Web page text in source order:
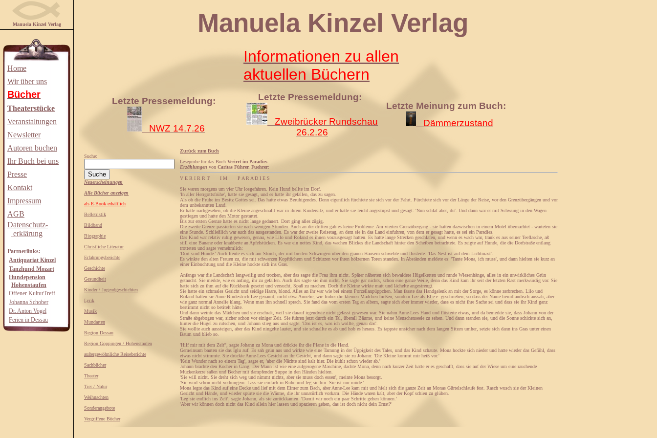
Manuela Kinzel Verlag
Home
Wir über uns
Bücher
Theaterstücke
Veranstaltungen
Newsletter
Autoren buchen
Ihr Buch bei uns
Presse
Kontakt
Impressum
AGB
Datenschutz-
erklärung
Partnerlinks:
Antiquariat Kinzel
Tanzhund Mozart
Hundepension
Hohenstaufen
Offener KulturTreff
Johanna Schober
Dr. Anton Vogel
Ferien in Dessau
Manuela Kinzel Verlag
Informationen zu allen
aktuellen Büchern
Letzte Pressemeldung:
NWZ 14.7.26
Letzte Pressemeldung:
Zweibrücker Rundschau
26.2.26
Letzte Meinung zum Buch:
Dämmerzustand
Suche:
Neuerscheinungen
Alle Bücher anzeigen
als E-Book erhältlich
Belletristik
Bildband
Biographie
Christliche Literatur
Erfahrungsberichte
Geschichte
Gesundheit
Kinder / Jugendgeschichten
Lyrik
Musik
Mundarten
Region Dessau
Region Göppingen / Hohenstaufen
außergewöhnliche Reiseberichte
Sachbücher
Theater
Tier / Natur
Weihnachten
Sonderangebote
Vergriffene Bücher
Zurück zum Buch
Leseprobe für das Buch Verirrt im Paradies
Erzählungen von Caritas Führer, Fuehrer:
V E R I R R T I M P A R A D I E S
Sie waren morgens um vier Uhr losgefahren. Kein Hund bellte im Dorf.
'In aller Herrgottsfrühe', hatte sie gesagt, und es hatte ihr gefallen, das zu sagen.
Als ob die Frühe im Besitz Gottes sei. Das hatte etwas Beruhigendes. Denn eigentlich fürchtete sie sich vor der Fahrt. Fürchtete sich vor der Länge der Reise, vor den Grenzübergängen und vor
dem unbekannten Land.
Er hatte nachgesehen, ob die Kleine angeschnallt war in ihrem Kindersitz, und er hatte sie leicht angestupst und gesagt: 'Nun schlaf aber, du'. Und dann war er mit Schwung in den Wagen
gestiegen und hatte den Motor gestartet.
Bis zur ersten Grenze hatte es nicht lange gedauert. Dort ging alles zügig.
Die zweite Grenze passierten sie nach wenigen Stunden. Auch an der dritten gab es keine Probleme. Am vierten Grenzübergang - sie hatten dazwischen in einem Motel übernachtet - warteten sie
eine Stunde. Schließlich war auch das ausgestanden. Es war der zweite Reisetag, an dem sie in das Land einfuhren, von dem er gesagt hatte, es sei ein Paradies.
Das Kind war relativ ruhig gewesen, genau, wie Lilo und Roland es ihnen vorausgesagt hatten. Es hatte lange Strecken geschlafen, und wenn es wach war, trank es aus seiner Teeflasche, aß
still eine Banane oder knabberte an Apfelstücken. Es war ein nettes Kind, das wachen Blickes die Landschaft hinter den Scheiben betrachtete. Es zeigte auf Hunde, die die Dorfstraße entlang
trotteten und sagte vernehmlich:
'Dort sind Hunde.' Auch freute es sich am Storch, der mit breiten Schwingen über den grauen Häusern schwebte und flüsterte: 'Das Nest ist auf dem Lichtmast'.
Es winkte den alten Frauen zu, die mit schwarzen Kopftüchern und Schürzen vor ihren hölzernen Toren standen. In Abständen meldete es: 'Tante Mona, ich muss', und dann hielten sie kurz an
einer Einbuchtung und die Kleine hockte sich ins Gras.
Anfangs war die Landschaft langweilig und trocken, aber das sagte die Frau ihm nicht. Später näherten sich bewaldete Hügelketten und runde Wiesenhänge, alles in ein unwirkliches Grün
getaucht. Sie merkte, wie es anfing, ihr zu gefallen. Auch das sagte sie ihm nicht. Sie sagte gar nichts, schon eine ganze Weile, denn das Kind kam ihr seit der letzten Rast merkwürdig vor. Sie
hatte sich zu ihm auf die Rückbank gesetzt und versucht, Spaß zu machen. Doch die Kleine wirkte matt und lächelte angestrengt.
Sie hatte ein schmales Gesicht und seidige Haare, blond. Alles an ihr war wie bei einem Porzellanpüppchen. Man fasste das Handgelenk an mit der Sorge, es könne zerbrechen. Lilo und
Roland hatten sie Anne Bindestrich Lee genannt, nicht etwa Annelie, wie früher die kleinen Mädchen hießen, sondern Lee als El-e-e- geschrieben, so dass der Name fremdländisch aussah, aber
wie ganz normal Annelie klang. Wenn man ihn schnell sprach. Sie fand das vom ersten Tag an albern, sagte sich aber immer wieder, dass es nicht ihre Sache sei und dass sie ihr Kind ganz
bestimmt nicht so betitelt hätte.
Und dann weinte das Mädchen und sie erschrak, weil sie darauf irgendwie nicht gefasst gewesen war. Sie nahm Anne-Lees Hand und flüsterte etwas, und da bemerkte sie, dass Johann von der
Straße abgebogen war, sicher schon vor einiger Zeit. Sie fuhren jetzt durch ein Tal, überall Bäume, und keine Menschenseele zu sehen. Und dann standen sie, und die Sonne schickte sich an,
hinter die Hügel zu rutschen, und Johann stieg aus und sagte: 'Das ist es, was ich wollte, genau das'.
Sie wollte auch aussteigen, aber das Kind ningelte lauter, und sie schnallte es ab und hob es heraus. Es tappste unsicher nach dem langen Sitzen umher, setzte sich dann ins Gras unter einen
Baum und blieb so.
'Hilf mir mit dem Zelt'', sagte Johann zu Mona und drückte ihr die Plane in die Hand.
Gemeinsam bauten sie das Iglu auf. Es sah grün aus und wirkte wie eine Tarnung in der Üppigkeit des Tales, und das Kind schaute. Mona hockte sich nieder und hatte wieder das Gefühl, dass
etwas nicht stimmte. Sie drückte Anne-Lees Gesicht an ihr Gesicht, und dann sagte sie zu Johann: 'Die Kleine kommt mir heiß vor.'
'Kein Wunder nach so einem Tag', sagte er, 'aber die Nächte sind kalt hier. Die kühlt schon wieder ab.'
Johann brachte den Kocher in Gang. Der Mann ist wie eine aufgezogene Maschine, dachte Mona, denn nach kurzer Zeit hatte er es geschafft, dass sie auf der Wiese um eine rauchende
Mückenkerze saßen und Becher mit dampfender Suppe in den Händen hielten.
'Sie will nicht. Sie dreht sich weg und nimmt nichts, aber sie muss doch essen', meinte Mona besorgt.
'Sie wird schon nicht verhungern. Lass sie einfach in Ruhe und leg sie hin. Sie ist nur müde.'
Mona legte das Kind auf eine Decke und lief mit dem Eimer zum Bach, aber Anne-Lee kam mit und hielt sich die ganze Zeit an Monas Gürtelschlaufe fest. Rasch wusch sie der Kleinen
Gesicht und Hände, und wieder spürte sie die Wärme, die ihr unnatürlich vorkam. Die Hände waren kalt, aber der Kopf schien zu glühen.
'Leg sie endlich ins Zelt', sagte Johann, als sie zurückkamen. 'Damit wir noch ein paar Schritte gehen können.'
'Aber wir können doch nicht das Kind allein hier lassen und spazieren gehen, das ist doch nicht dein Ernst?'